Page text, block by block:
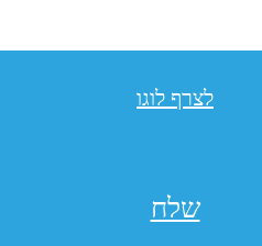
לצרף לוגו
שלח